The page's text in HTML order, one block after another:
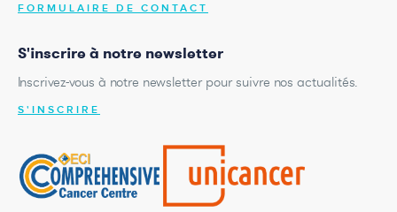
FORMULAIRE DE CONTACT
S'inscrire à notre newsletter
Inscrivez-vous à notre newsletter pour suivre nos actualités.
S'INSCRIRE